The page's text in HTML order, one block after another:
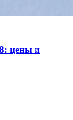
цены и